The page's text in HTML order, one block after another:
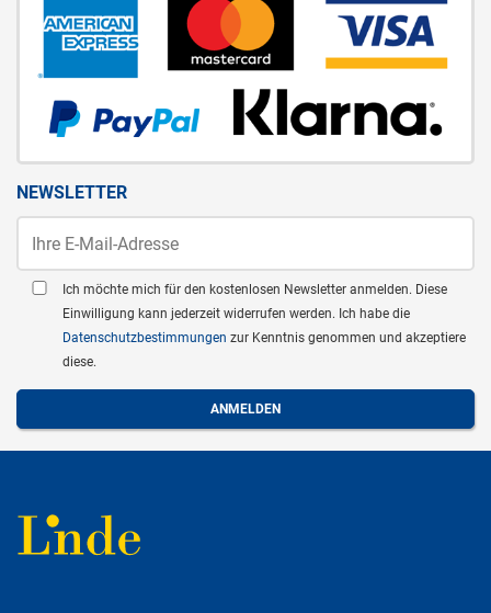
NEWSLETTER
Ich möchte mich für den kostenlosen Newsletter anmelden. Diese
Einwilligung kann jederzeit widerrufen werden. Ich habe die
Datenschutzbestimmungen zur Kenntnis genommen und akzeptiere
diese.